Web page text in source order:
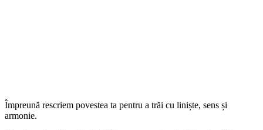
Împreună rescriem povestea ta pentru a trăi cu liniște, sens și
armonie.